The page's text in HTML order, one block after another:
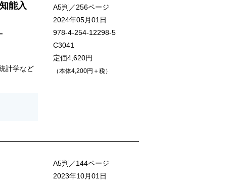
能入
計学など
A5判／256ページ
2024年05月01日
978-4-254-12298-5
C3041
定価4,620円
（本体4,200円＋税）
A5判／144ページ
2023年10月01日